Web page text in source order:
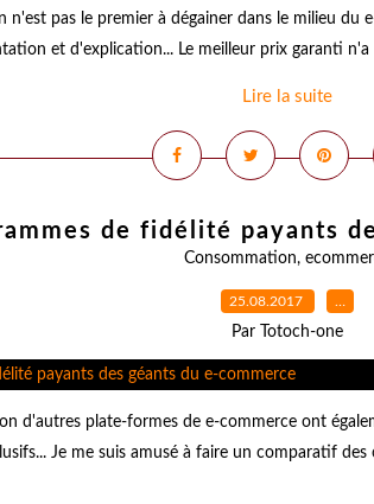
n'est pas le premier à dégainer dans le milieu du
et d'explication... Le meilleur prix garanti
Lire la suite
de fidélité payants
Consommation,
25.08.2017 …
Par Totoch-one
d'autres plate-formes de e-commerce ont
Je me suis amusé à faire un comparatif